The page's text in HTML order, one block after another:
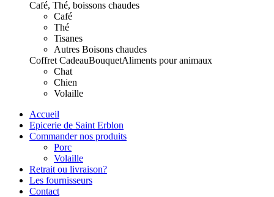
Café, Thé, boissons chaudes
Café
Thé
Tisanes
Autres Boisons chaudes
Coffret CadeauBouquetAliments pour animaux
Chat
Chien
Volaille
Accueil
Epicerie de Saint Erblon
Commander nos produits
Porc
Volaille
Retrait ou livraison?
Les fournisseurs
Contact